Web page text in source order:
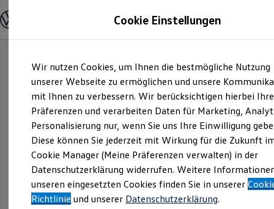
Hauptinhalt
springen
Footer
springen
Modelle und Konfigurator
Modelle vergleichen
Elektroautos
ENERGY Sondermodelle
Nutzfahrzeuge
SUV und CUV
Familienautos
Kombis
Kompaktwagen
Sportwagen
Schnell verfügbare Fahrzeuge
Angebote und Produkte
Aktuelle Angebote
E-Auto-Förderung
Volkswagen Marktplatz
Cookie Einstellungen
Wir nutzen Cookies, um Ihnen die bestmögliche Nutzung
unserer Webseite zu ermöglichen und unsere
mit Ihnen zu verbessern. Wir berücksichtigen hierbei Ihre
Präferenzen und verarbeiten Daten für Marketing,
Personalisierung nur, wenn Sie uns Ihre Einwilligung
Diese können Sie jederzeit mit Wirkung für die Zukunft
Cookie Manager (Meine Präferenzen verwalten) in der
Datenschutzerklärung widerrufen. Weitere
unseren eingesetzten Cookies finden Sie in unserer
Richtlinie und unserer Datenschutzerklärung.